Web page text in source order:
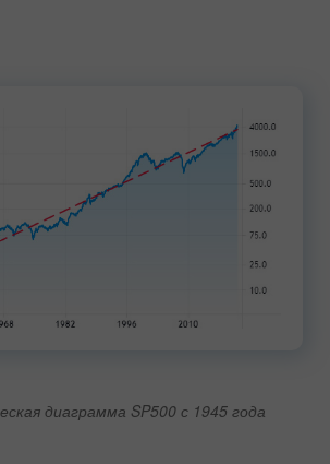
диаграмма SP500 с 1945 года